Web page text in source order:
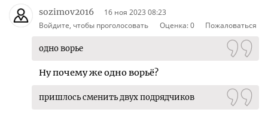
sozimov2016
16 ноя 2023 08:23
Войдите, чтобы проголосовать
Оценка:0 Пожаловаться
одно ворье
Ну почему же одно ворьё?
пришлось сменить двух подрядчиков